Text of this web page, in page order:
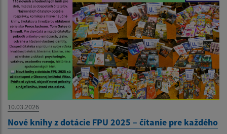
10.03.2026
Nové knihy z dotácie FPU 2025 – čítanie pre každého